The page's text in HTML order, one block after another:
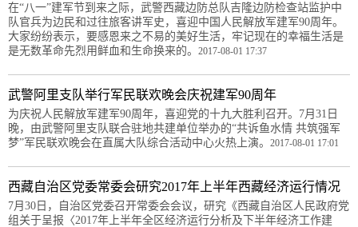
在“八一”建军节到来之际，武警西藏边防总队吉隆边防检查站监护中
队官兵为边民和过往旅客讲军史，喜迎中国人民解放军建军90周年。
大家纷纷表示，要感恩来之不易的美好生活，牢记现在的幸福生活是
是无数革命先烈用鲜血和生命换来的。 2017-08-01 17:37
武警阿里支队举行军民联欢晚会庆祝建军90周年
为庆祝人民解放军建军90周年，喜迎党的十九大胜利召开。7月31日
晚，由武警阿里支队联合驻地共建单位举办的“共诉鱼水情 共筑强军
梦”军民联欢晚会在直属大队综合活动中心火热上演。 2017-08-01 17:01
西藏自治区党委常委会研究2017年上半年西藏经济运行情况
7月30日，自治区党委召开常委会会议，研究《西藏自治区人民政府党
组关于呈报〈2017年上半年全区经济运行分析及下半年经济工作建